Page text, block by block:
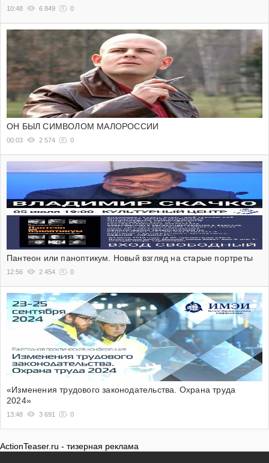
10:48 6 849 0
ОН БЫЛ СИМВОЛОМ МАЛОРОССИИ
00:03 2 574 0
Пантеон или паноптикум. Новый взгляд на старые портреты
12:56 2 454 0
«Изменения трудового законодательства. Охрана труда
2024»
13:48 3 691 0
ActionTeaser.ru - тизерная реклама